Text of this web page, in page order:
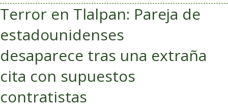
Terror en Tlalpan: Pareja de
estadounidenses
desaparece tras una extraña
cita con supuestos
contratistas